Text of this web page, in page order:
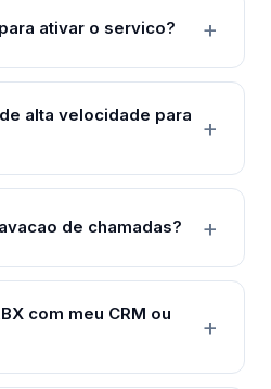
ativar o servico?
alta velocidade para
de chamadas?
com meu CRM ou